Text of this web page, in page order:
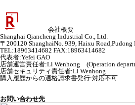
会社概要
Shanghai Qiancheng Industrial Co., Ltd.
〒200120 ShanghaiNo. 939, Haixu Road,Pudong
TEL:18963414682 FAX:18963414682
代表者:Yefei GAO
店舗運営責任者:Li Wenhong (Operation
店舗セキュリティ責任者:Li Wenhong
購入履歴からの適格請求書発行:対応不可
お問い合わせ先